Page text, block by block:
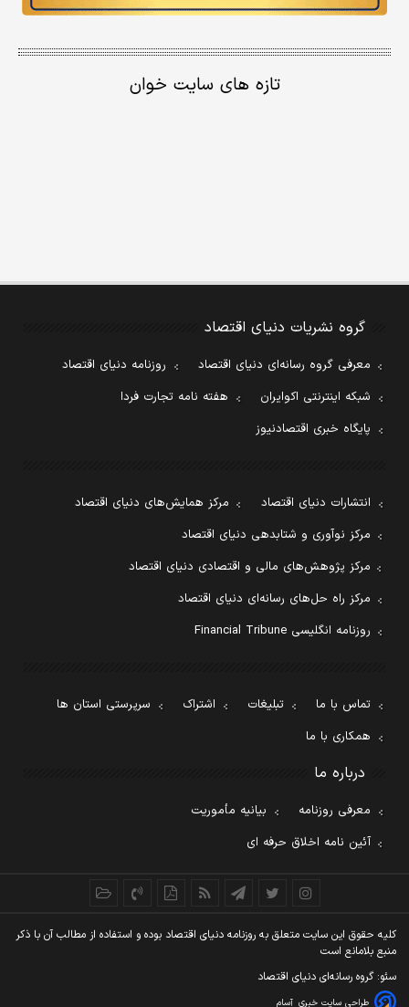
تازه های سایت خوان
گروه نشریات دنیای اقتصاد
معرفی گروه رسانه‌ای دنیای اقتصاد
روزنامه دنیای اقتصاد
شبکه اینترنتی اکوایران
هفته نامه تجارت فردا
پایگاه خبری اقتصادنیوز
انتشارات دنیای اقتصاد
مرکز همایش‌های دنیای اقتصاد
مرکز نوآوری و شتابدهی دنیای اقتصاد
مرکز پژوهش‌های مالی و اقتصادی دنیای اقتصاد
مرکز راه حل‌های رسانه‌ای دنیای اقتصاد
روزنامه انگلیسی Financial Tribune
تماس با ما تبلیغات اشتراک
سرپرستی استان ها
همکاری با ما
درباره ما
معرفی روزنامه
بیانیه مأموریت
آئین نامه اخلاق حرفه ای
کليه حقوق اين سايت متعلق به روزنامه دنيای اقتصاد بوده و استفاده از مطالب آن با ذکر
منبع بلامانع است
سئو: گروه رسانه‌ای دنیای اقتصاد
طراحی سایت خبری آسام